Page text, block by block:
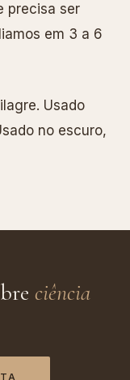
precisa ser
em 3 a 6
Usado
no escuro,
ciência